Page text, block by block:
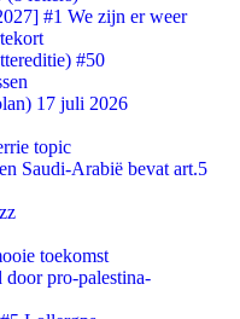
#1 We zijn er weer
#50
17 juli 2026
topic
Saudi-Arabië bevat art.5
toekomst
door pro-palestina-